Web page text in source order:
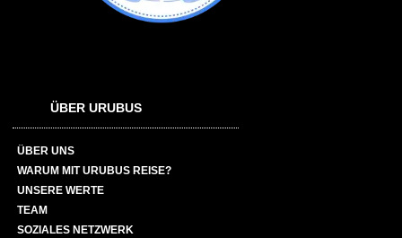
ÜBER URUBUS
ÜBER UNS
WARUM MIT URUBUS REISE?
UNSERE WERTE
TEAM
SOZIALES NETZWERK